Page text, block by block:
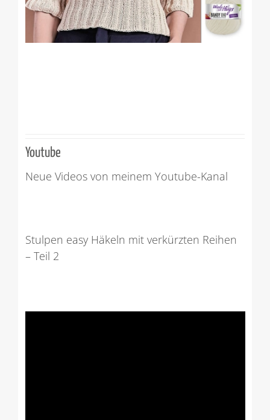
Youtube
Neue Videos von meinem Youtube-Kanal
Stulpen easy Häkeln mit verkürzten Reihen
– Teil 2